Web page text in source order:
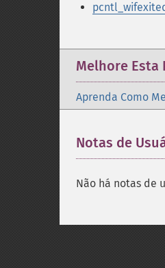
Melhore Esta
Aprenda Como
Notas de
Não há notas de